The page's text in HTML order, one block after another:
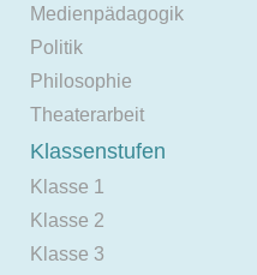
Medienpädagogik
Politik
Philosophie
Theaterarbeit
Klassenstufen
Klasse 1
Klasse 2
Klasse 3